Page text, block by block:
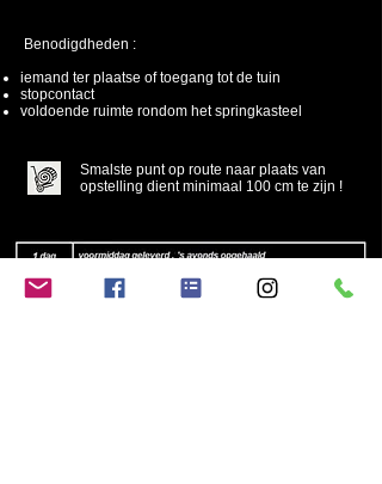
Benodigdheden :
iemand ter plaatse of toegang tot de tuin
stopcontact
voldoende ruimte rondom het springkasteel
Smalste punt op route naar plaats van
opstelling dient minimaal 100 cm te zijn !